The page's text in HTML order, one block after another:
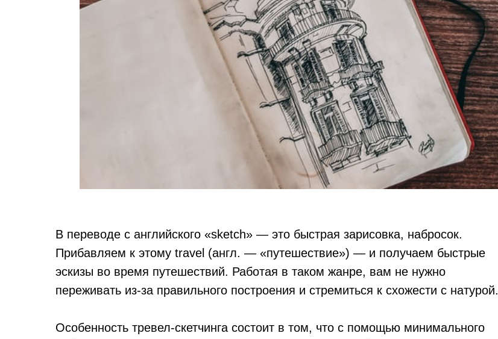
В переводе с английского «sketch» — это быстрая зарисовка, набросок.
Прибавляем к этому travel (англ. — «путешествие») — и получаем быстрые
эскизы во время путешествий. Работая в таком жанре, вам не нужно
переживать из-за правильного построения и стремиться к схожести с натурой.
Особенность тревел-скетчинга состоит в том, что с помощью минимального